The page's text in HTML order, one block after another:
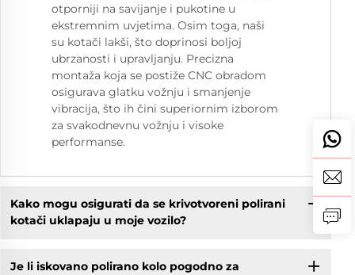
otporniji na savijanje i pukotine u
ekstremnim uvjetima. Osim toga, naši
su kotači lakši, što doprinosi boljoj
ubrzanosti i upravljanju. Precizna
montaža koja se postiže CNC obradom
osigurava glatku vožnju i smanjenje
vibracija, što ih čini superiornim izborom
za svakodnevnu vožnju i visoke
performanse.
Kako mogu osigurati da se krivotvoreni polirani
kotači uklapaju u moje vozilo?
Je li iskovano polirano kolo pogodno za